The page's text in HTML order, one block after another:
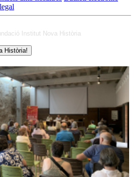
Institut Nova Història
Història!